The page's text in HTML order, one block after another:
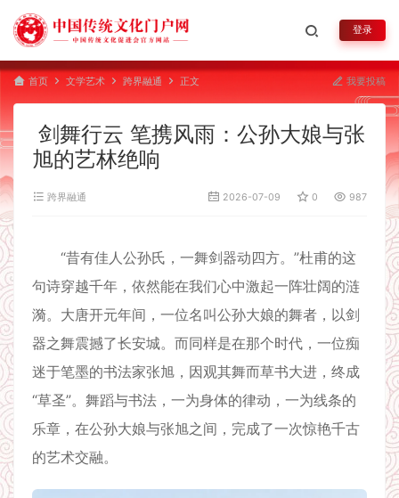
登录
首页 文学艺术 跨界融通 正文 我要投稿
剑舞行云 笔携风雨：公孙大娘与张
旭的艺林绝响
跨界融通 2026-07-09 0 987
“昔有佳人公孙氏，一舞剑器动四方。”杜甫的这
句诗穿越千年，依然能在我们心中激起一阵壮阔的涟
漪。大唐开元年间，一位名叫公孙大娘的舞者，以剑
器之舞震撼了长安城。而同样是在那个时代，一位痴
迷于笔墨的书法家张旭，因观其舞而草书大进，终成
“草圣”。舞蹈与书法，一为身体的律动，一为线条的
乐章，在公孙大娘与张旭之间，完成了一次惊艳千古
的艺术交融。